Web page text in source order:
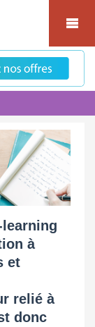
à
et
relié à
donc